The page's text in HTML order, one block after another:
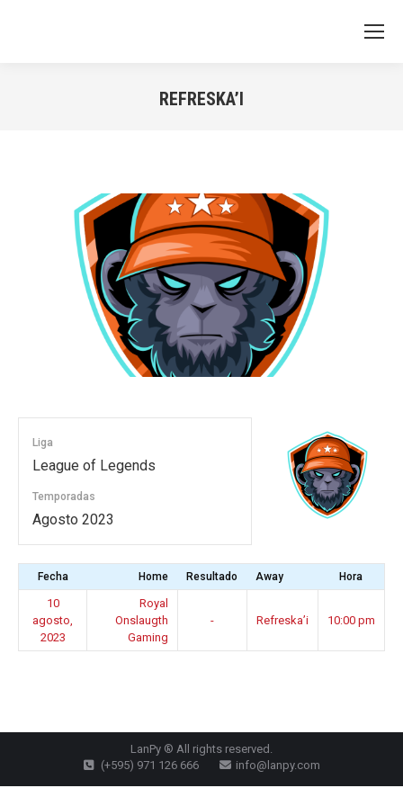
REFRESKA’I
Liga
League of Legends
Temporadas
Agosto 2023
Fecha Home Resultado Away Hora
10
agosto,
2023
Royal
Onslaugth
Gaming
- Refreska’i 10:00 pm
LanPy ® All rights reserved.
(+595) 971 126 666
info@lanpy.com